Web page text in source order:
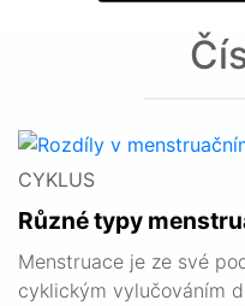
CYKLUS
Různé typy
Menstruace je ze své
cyklickým vylučováním